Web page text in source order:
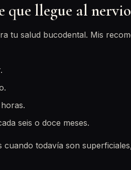
que llegue al nervio
tu salud bucodental. Mis
seis o doce meses.
todavía son